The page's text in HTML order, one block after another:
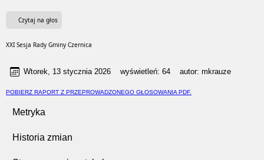
Czytaj na głos
XXI Sesja Rady Gminy Czernica
Wtorek, 13 stycznia 2026 wyświetleń: 64 autor: mkrauze
POBIERZ RAPORT Z PRZEPROWADZONEGO GŁOSOWANIA PDF.
Metryka
Historia zmian